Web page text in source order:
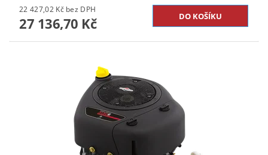
22 427,02 Kč bez DPH
27 136,70 Kč